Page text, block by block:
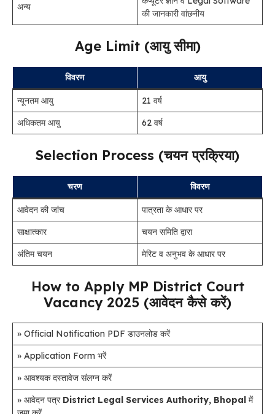
अन्य
की जानकारी वांछनीय
Age Limit (आयु सीमा)
विवरण आयु
न्यूनतम आयु
21 वर्ष
अधिकतम आयु
62 वर्ष
Selection Process (चयन प्रक्रिया)
चरण विवरण
आवेदन की जांच
पात्रता के आधार पर
साक्षात्कार
चयन समिति द्वारा
अंतिम चयन
मेरिट व अनुभव के आधार पर
How to Apply MP District Court
Vacancy 2025 (आवेदन कैसे करें)
» Official Notification PDF डाउनलोड करें
» Application Form भरें
» आवश्यक दस्तावेज संलग्न करें
» आवेदन पत्र District Legal Services Authority, Bhopal में